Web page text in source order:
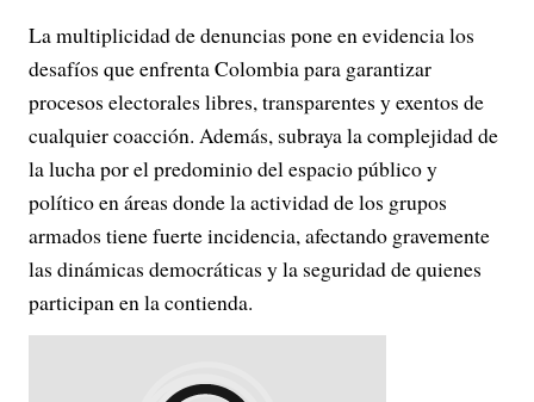
La multiplicidad de denuncias pone en evidencia los
desafíos que enfrenta Colombia para garantizar
procesos electorales libres, transparentes y exentos de
cualquier coacción. Además, subraya la complejidad de
la lucha por el predominio del espacio público y
político en áreas donde la actividad de los grupos
armados tiene fuerte incidencia, afectando gravemente
las dinámicas democráticas y la seguridad de quienes
participan en la contienda.